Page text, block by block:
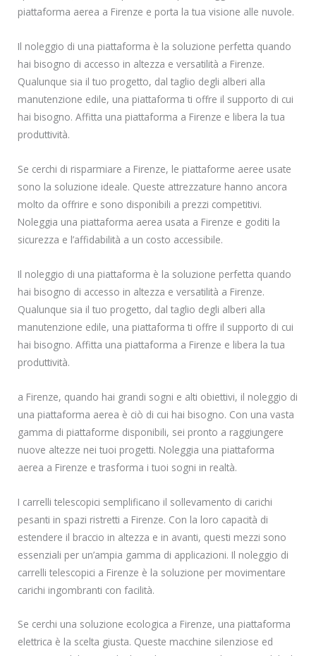
piattaforma aerea a Firenze e porta la tua visione alle nuvole.
Il noleggio di una piattaforma è la soluzione perfetta quando
hai bisogno di accesso in altezza e versatilità a Firenze.
Qualunque sia il tuo progetto, dal taglio degli alberi alla
manutenzione edile, una piattaforma ti offre il supporto di cui
hai bisogno. Affitta una piattaforma a Firenze e libera la tua
produttività.
Se cerchi di risparmiare a Firenze, le piattaforme aeree usate
sono la soluzione ideale. Queste attrezzature hanno ancora
molto da offrire e sono disponibili a prezzi competitivi.
Noleggia una piattaforma aerea usata a Firenze e goditi la
sicurezza e l’affidabilità a un costo accessibile.
Il noleggio di una piattaforma è la soluzione perfetta quando
hai bisogno di accesso in altezza e versatilità a Firenze.
Qualunque sia il tuo progetto, dal taglio degli alberi alla
manutenzione edile, una piattaforma ti offre il supporto di cui
hai bisogno. Affitta una piattaforma a Firenze e libera la tua
produttività.
a Firenze, quando hai grandi sogni e alti obiettivi, il noleggio di
una piattaforma aerea è ciò di cui hai bisogno. Con una vasta
gamma di piattaforme disponibili, sei pronto a raggiungere
nuove altezze nei tuoi progetti. Noleggia una piattaforma
aerea a Firenze e trasforma i tuoi sogni in realtà.
I carrelli telescopici semplificano il sollevamento di carichi
pesanti in spazi ristretti a Firenze. Con la loro capacità di
estendere il braccio in altezza e in avanti, questi mezzi sono
essenziali per un’ampia gamma di applicazioni. Il noleggio di
carrelli telescopici a Firenze è la soluzione per movimentare
carichi ingombranti con facilità.
Se cerchi una soluzione ecologica a Firenze, una piattaforma
elettrica è la scelta giusta. Queste macchine silenziose ed